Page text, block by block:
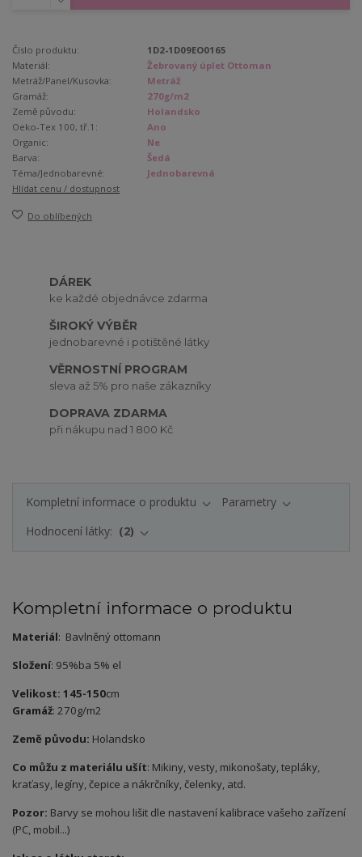
Číslo produktu:
1D2-1D09EO0165
Materiál:
Žebrovaný úplet Ottoman
Metráž/Panel/Kusovka:
Metráž
Gramáž:
270g/m2
Země původu:
Holandsko
Oeko-Tex 100, tř.1:
Ano
Organic:
Ne
Barva:
Šedá
Téma/Jednobarevné:
Jednobarevná
Hlídat cenu / dostupnost
Do oblíbených
DÁREK
ke každé objednávce zdarma
ŠIROKÝ VÝBĚR
jednobarevné i potištěné látky
VĚRNOSTNÍ PROGRAM
sleva až 5% pro naše zákazníky
DOPRAVA ZDARMA
při nákupu nad 1 800 Kč
Kompletní informace o produktu
Parametry
Hodnocení látky:
2
Kompletní informace o produktu
Materiál: Bavlněný ottomann
Složení: 95%ba 5% el
Velikost: 145-150cm
Gramáž: 270g/m2
Země původu: Holandsko
Co můžu z materiálu ušít: Mikiny, vesty, mikonošaty, tepláky,
kraťasy, legíny, čepice a nákrčníky, čelenky, atd.
Pozor: Barvy se mohou lišit dle nastavení kalibrace vašeho zařízení
(PC, mobil...)